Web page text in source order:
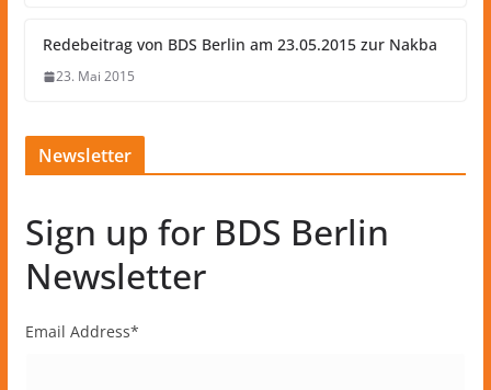
Redebeitrag von BDS Berlin am 23.05.2015 zur Nakba
23. Mai 2015
Newsletter
Sign up for BDS Berlin
Newsletter
Email Address*